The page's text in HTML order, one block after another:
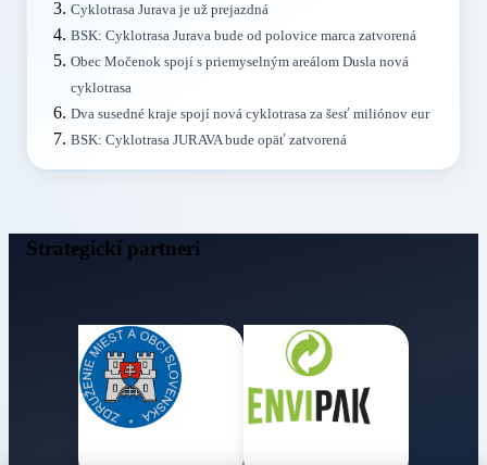
Cyklotrasa Jurava je už prejazdná
BSK: Cyklotrasa Jurava bude od polovice marca zatvorená
Obec Močenok spojí s priemyselným areálom Dusla nová
cyklotrasa
Dva susedné kraje spojí nová cyklotrasa za šesť miliónov eur
BSK: Cyklotrasa JURAVA bude opäť zatvorená
Strategickí partneri